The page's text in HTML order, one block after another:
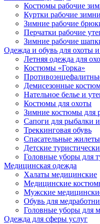
Костюмы рабочие
Куртки рабочие
Зимние рабочие
Перчатки рабочие
Зимние рабочие
Одежда и обувь для охоты
Летняя одежда для
Костюмы «Горка»
Демисезонные
Нательное белье и
Костюмы для охоты
Зимние костюмы для
Сапоги для рыбалки
Треккинговая обувь
Спасательные жилеты
Детские
Головные уборы для
Медицинская одежда
Халаты медицинские
Медицинские
Мужские
Обувь для
Головные уборы для
Одежда для сферы услуг